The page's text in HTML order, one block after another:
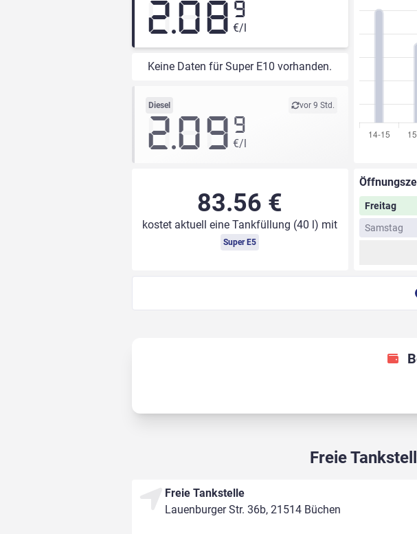
2.08 9
€/l
Keine Daten für Super E10 vorhanden.
Diesel vor 9 Std.
2.09 9
€/l
83.56 €
kostet aktuell eine Tankfüllung (40 l) mit
Super E5
Freitag
Samstag
Freie
Freie Tankstelle
Lauenburger Str. 36b, 21514 Büchen